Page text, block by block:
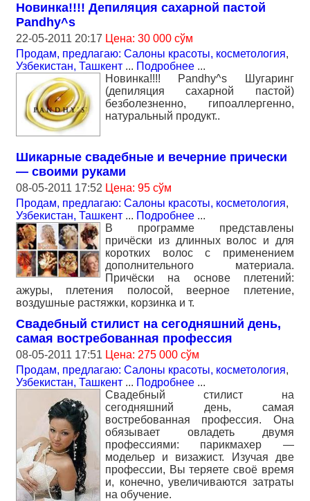
Новинка!!!! Депиляция сахарной пастой
Pandhy^s
22-05-2011 20:17 Цена: 30 000 сўм
Продам, предлагаю: Салоны красоты, косметология,
Узбекистан, Ташкент ... Подробнее ...
Новинка!!!! Pandhy^s Шугаринг
(депиляция сахарной пастой)
безболезненно, гипоаллергенно,
натуральный продукт..
Шикарные свадебные и вечерние прически
— своими руками
08-05-2011 17:52 Цена: 95 сўм
Продам, предлагаю: Салоны красоты, косметология,
Узбекистан, Ташкент ... Подробнее ...
В программе представлены
причёски из длинных волос и для
коротких волос с применением
дополнительного материала.
Причёски на основе плетений:
ажуры, плетения полосой, веерное плетение,
воздушные растяжки, корзинка и т.
Свадебный стилист на сегодняшний день,
самая востребованная профессия
08-05-2011 17:51 Цена: 275 000 сўм
Продам, предлагаю: Салоны красоты, косметология,
Узбекистан, Ташкент ... Подробнее ...
Свадебный стилист на
сегодняшний день, самая
востребованная профессия. Она
обязывает овладеть двумя
профессиями: парикмахер —
модельер и визажист. Изучая две
профессии, Вы теряете своё время
и, конечно, увеличиваются затраты
на обучение.